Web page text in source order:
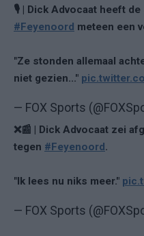
🎙️ | Dick Advocaat heeft
#Feyenoord meteen een
"Ze stonden allemaal
niet gezien..."
— FOX Sports
❌📰 | Dick Advocaat zei
tegen #Feyenoord.
"Ik lees nu niks meer."
— FOX Sports